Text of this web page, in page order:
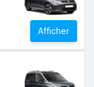
Afficher